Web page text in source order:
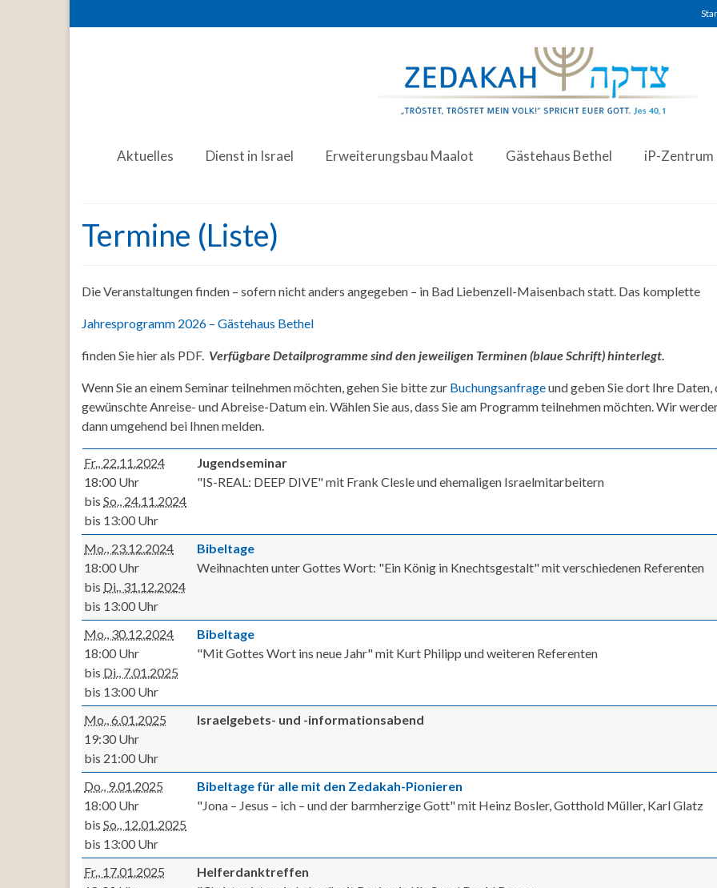
Aktuelles Dienst in Israel Erweiterungsbau Maalot Gästehaus Bethel iP-Zentrum
Termine (Liste)
Die Veranstaltungen finden – sofern nicht anders angegeben – in Bad Liebenzell-Maisenbach statt. Das komplette
Jahresprogramm 2026 – Gästehaus Bethel
finden Sie hier als PDF. Verfügbare Detailprogramme sind den jeweiligen Terminen (blaue Schrift) hinterlegt.
Wenn Sie an einem Seminar teilnehmen möchten, gehen Sie bitte zur Buchungsanfrageund geben Sie dort Ihre Daten,
gewünschte Anreise- und Abreise-Datum ein. Wählen Sie aus, dass Sie am Programm teilnehmen möchten. Wir
dann umgehend bei Ihnen melden.
Fr., 22.11.2024
18:00 Uhr
bis So., 24.11.2024
bis 13:00 Uhr
Jugendseminar
"IS-REAL: DEEP DIVE" mit Frank Clesle und ehemaligen Israelmitarbeitern
Mo., 23.12.2024
18:00 Uhr
bis Di., 31.12.2024
bis 13:00 Uhr
Bibeltage
Weihnachten unter Gottes Wort: "Ein König in Knechtsgestalt" mit verschiedenen Referenten
Mo., 30.12.2024
18:00 Uhr
bis Di., 7.01.2025
bis 13:00 Uhr
Bibeltage
"Mit Gottes Wort ins neue Jahr" mit Kurt Philipp und weiteren Referenten
Mo., 6.01.2025
19:30 Uhr
bis 21:00 Uhr
Israelgebets- und -informationsabend
Do., 9.01.2025
18:00 Uhr
bis So., 12.01.2025
bis 13:00 Uhr
Bibeltage für alle mit den Zedakah-Pionieren
"Jona – Jesus – ich – und der barmherzige Gott" mit Heinz Bosler, Gotthold Müller, Karl Glatz
Fr., 17.01.2025
Helferdanktreffen